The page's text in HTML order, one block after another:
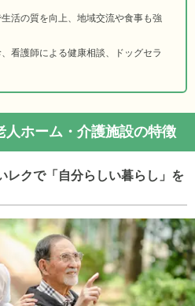
活の質を向上、地域交流や食事も強
看護師による健康相談、ドッグセラ
人ホーム・介護施設の特徴
レクで「自分らしい暮らし」を